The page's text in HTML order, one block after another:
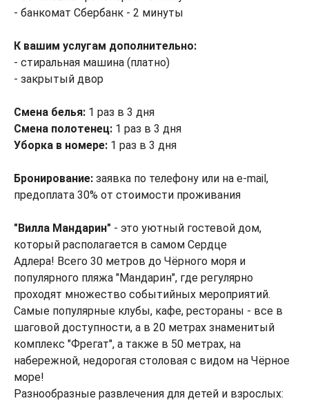
- банкомат Сбербанк - 2 минуты
К вашим услугам дополнительно:
- стиральная машина (платно)
- закрытый двор
Смена белья: 1 раз в 3 дня
Смена полотенец: 1 раз в 3 дня
Уборка в номере: 1 раз в 3 дня
Бронирование: заявка по телефону или на e-mail,
предоплата 30% от стоимости проживания
"Вилла Мандарин" - это уютный гостевой дом,
который располагается в самом Сердце
Адлера! Всего 30 метров до Чёрного моря и
популярного пляжа "Мандарин", где регулярно
проходят множество событийных мероприятий.
Самые популярные клубы, кафе, рестораны - все в
шаговой доступности, а в 20 метрах знаменитый
комплекс "Фрегат", а также в 50 метрах, на
набережной, недорогая столовая с видом на Чёрное
море!
Разнообразные развлечения для детей и взрослых: